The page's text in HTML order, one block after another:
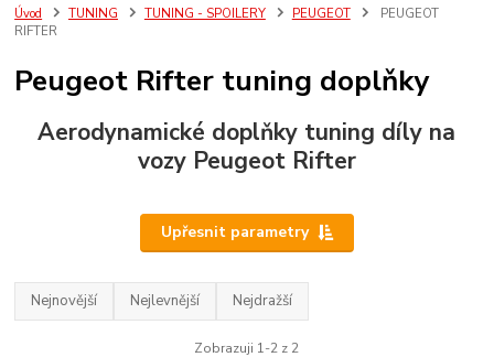
Úvod TUNING TUNING - SPOILERY PEUGEOT
PEUGEOT
RIFTER
Peugeot Rifter tuning doplňky
Aerodynamické doplňky tuning díly na
vozy Peugeot Rifter
Upřesnit parametry
Nejnovější Nejlevnější Nejdražší
Zobrazuji 1-2 z 2